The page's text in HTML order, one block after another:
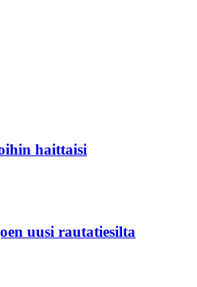
haittaisi
uusi rautatiesilta